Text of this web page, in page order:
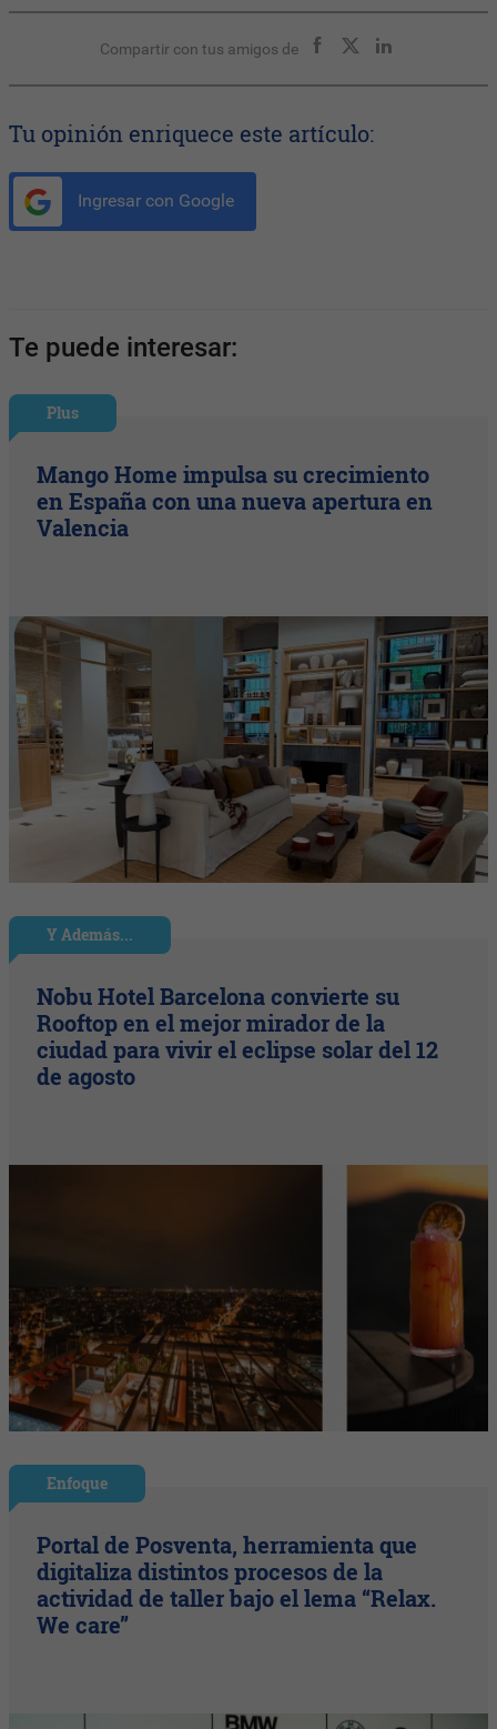
Compartir con tus amigos de
Tu opinión enriquece este artículo:
Ingresar con Google
Te puede interesar:
Plus
Mango Home impulsa su crecimiento
en España con una nueva apertura en
Valencia
Y Además...
Nobu Hotel Barcelona convierte su
Rooftop en el mejor mirador de la
ciudad para vivir el eclipse solar del 12
de agosto
Enfoque
Portal de Posventa, herramienta que
digitaliza distintos procesos de la
actividad de taller bajo el lema “Relax.
We care”